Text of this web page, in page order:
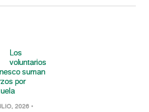
Los
voluntarios
suman
por
2026 •